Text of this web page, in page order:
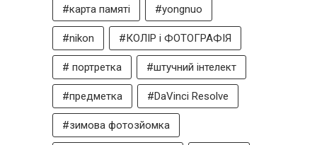
#карта памяті #yongnuo
#nikon #КОЛІР і ФОТОГРАФІЯ
# портретка #штучний інтелект
#предметка #DaVinci Resolve
#зимова фотозйомка